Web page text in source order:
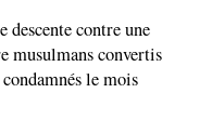
contre une
musulmans convertis
le mois